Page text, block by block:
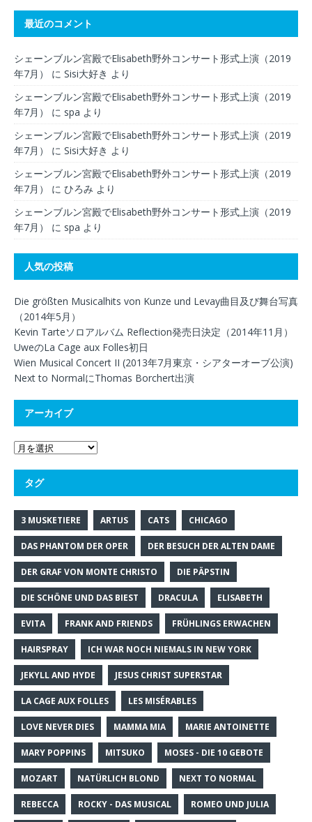
最近のコメント
シェーンブルン宮殿でElisabeth野外コンサート形式上演（2019
年7月）
に Sisi大好き より
シェーンブルン宮殿でElisabeth野外コンサート形式上演（2019
年7月）
に spa より
シェーンブルン宮殿でElisabeth野外コンサート形式上演（2019
年7月）
に Sisi大好き より
シェーンブルン宮殿でElisabeth野外コンサート形式上演（2019
年7月）
に ひろみ より
シェーンブルン宮殿でElisabeth野外コンサート形式上演（2019
年7月）
に spa より
人気の投稿
Die größten Musicalhits von Kunze und Levay曲目及び舞台写真
（2014年5月）
Kevin Tarteソロアルバム Reflection発売日決定（2014年11月）
UweのLa Cage aux Folles初日
Wien Musical Concert II (2013年7月東京・シアターオーブ公演)
Next to NormalにThomas Borchert出演
アーカイブ
タグ
3 MUSKETIERE ARTUS CATS CHICAGO
DAS PHANTOM DER OPER DER BESUCH DER ALTEN DAME
DER GRAF VON MONTE CHRISTO DIE PÄPSTIN
DIE SCHÖNE UND DAS BIEST DRACULA ELISABETH
EVITA FRANK AND FRIENDS FRÜHLINGS ERWACHEN
HAIRSPRAY ICH WAR NOCH NIEMALS IN NEW YORK
JEKYLL AND HYDE JESUS CHRIST SUPERSTAR
LA CAGE AUX FOLLES LES MISÉRABLES
LOVE NEVER DIES MAMMA MIA MARIE ANTOINETTE
MARY POPPINS MITSUKO MOSES - DIE 10 GEBOTE
MOZART NATÜRLICH BLOND NEXT TO NORMAL
REBECCA ROCKY - DAS MUSICAL ROMEO UND JULIA